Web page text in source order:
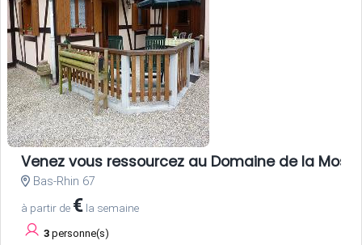
Venez vous ressourcez au Domaine de la
Bas-Rhin 67
à partir de € la semaine
3 personne(s)